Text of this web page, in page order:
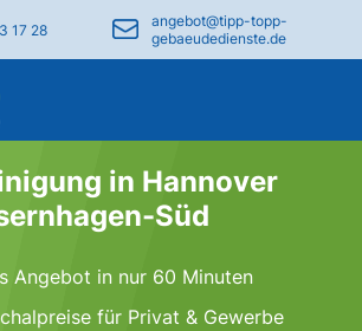
17 28
angebot@tipp-topp-
gebaeudedienste.de
in Hannover
Süd
Angebot in nur 60 Minuten
für Privat & Gewerbe